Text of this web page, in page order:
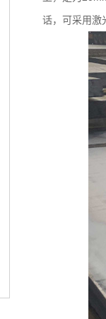
话，可采用激